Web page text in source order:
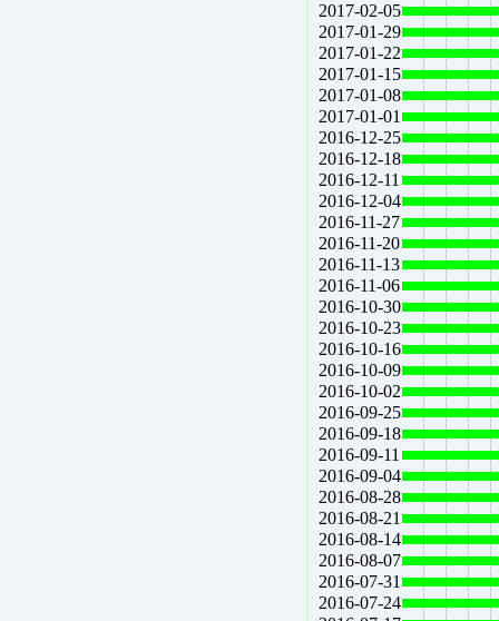
2017-02-05
2017-01-29
2017-01-22
2017-01-15
2017-01-08
2017-01-01
2016-12-25
2016-12-18
2016-12-11
2016-12-04
2016-11-27
2016-11-20
2016-11-13
2016-11-06
2016-10-30
2016-10-23
2016-10-16
2016-10-09
2016-10-02
2016-09-25
2016-09-18
2016-09-11
2016-09-04
2016-08-28
2016-08-21
2016-08-14
2016-08-07
2016-07-31
2016-07-24